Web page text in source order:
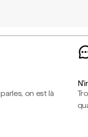
on est là